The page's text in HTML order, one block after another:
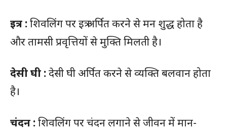
इत्र :शिवलिंग पर इत्र अर्पित करने से मन शुद्ध होता है
और तामसी प्रवृत्तियों से मुक्ति मिलती है।
देसी घी :देसी घी अर्पित करने से व्यक्ति बलवान होता
है।
चंदन :शिवलिंग पर चंदन लगाने से जीवन में मान-